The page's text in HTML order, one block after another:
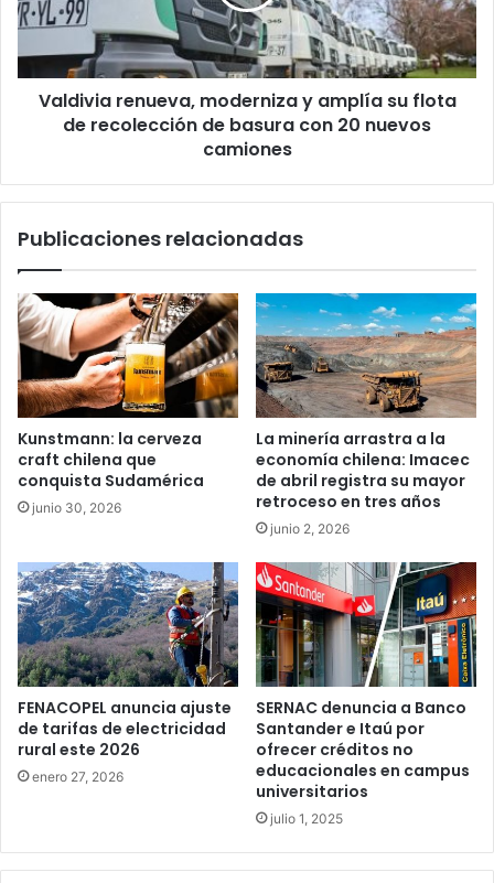
su
flota
de
recolección
nuevos
Valdivia renueva, moderniza y amplía su flota
de recolección de basura con 20 nuevos
camiones
Publicaciones relacionadas
Kunstmann: la cerveza
craft chilena que
conquista Sudamérica
junio 30, 2026
La minería arrastra a la
economía chilena: Imacec
de abril registra su mayor
retroceso en tres años
junio 2, 2026
FENACOPEL anuncia ajuste
de tarifas de electricidad
rural este 2026
enero 27, 2026
SERNAC denuncia a Banco
Santander e Itaú por
ofrecer créditos no
educacionales en campus
universitarios
julio 1, 2025